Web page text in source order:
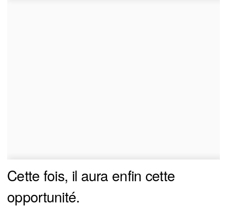
Cette fois, il aura enfin cette
opportunité.